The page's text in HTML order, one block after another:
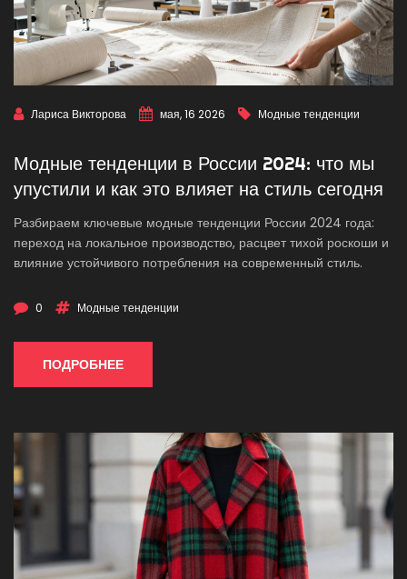
Лариса Викторова мая, 16 2026 Модные тенденции
Модные тенденции в России 2024: что мы
упустили и как это влияет на стиль сегодня
Разбираем ключевые модные тенденции России 2024 года:
переход на локальное производство, расцвет тихой роскоши и
влияние устойчивого потребления на современный стиль.
0 Модные тенденции
ПОДРОБНЕЕ